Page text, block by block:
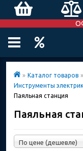
» Каталог товаров »
Инструменты
Паяльная станция
Паяльная